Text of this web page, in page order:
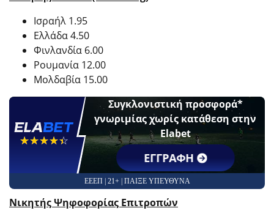
Ισραήλ 1.95
Ελλάδα 4.50
Φινλανδία 6.00
Ρουμανία 12.00
Μολδαβία 15.00
☆☆☆☆☆
★★★★★
Συγκλονιστική προσφορά*
γνωριμίας χωρίς κατάθεση στην
Elabet
ΕΓΓΡΑΦΗ
ΕΕΕΠ | 21+ | ΠΑΙΞΕ ΥΠΕΥΘΥΝΑ
Νικητής Ψηφοφορίας Επιτροπών